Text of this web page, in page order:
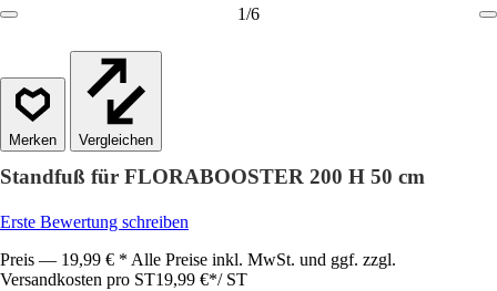
1/6
Vergleichen
Standfuß für FLORABOOSTER 200 H 50 cm
Erste Bewertung schreiben
Preis — 19,99 € * Alle Preise inkl. MwSt. und ggf. zzgl.
Versandkosten pro ST19,99 €*/ ST